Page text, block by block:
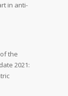
in anti-
the
2021: